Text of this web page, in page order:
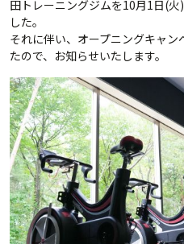
田トレーニングジムを10月1日(
した。
それに伴い、オープニングキャ
たので、お知らせいたします。